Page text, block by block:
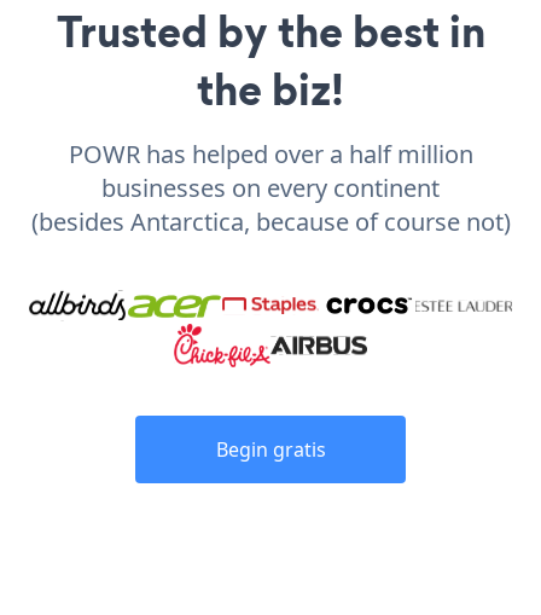
Trusted by the best in
the biz!
POWR has helped over a half million
businesses on every continent
(besides Antarctica, because of course not)
Begin gratis